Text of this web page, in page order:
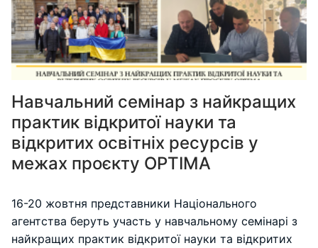
Навчальний семінар з найкращих
практик відкритої науки та
відкритих освітніх ресурсів у
межах проєкту OPTIMA
16-20 жовтня представники Національного
агентства беруть участь у навчальному семінарі з
найкращих практик відкритої науки та відкритих